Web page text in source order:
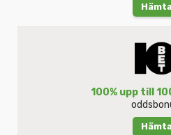
100% upp till